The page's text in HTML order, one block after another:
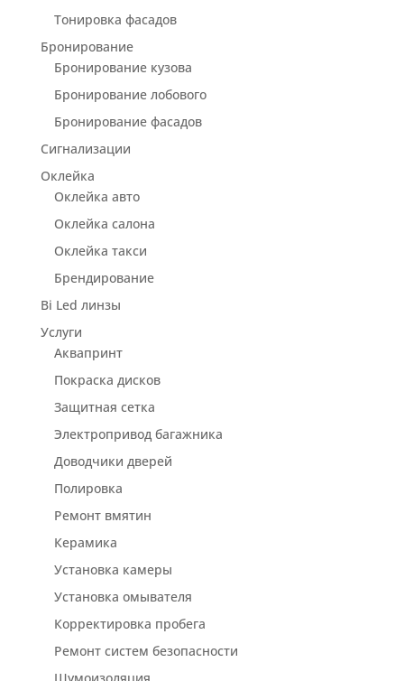
Тонировка фасадов
Бронирование
Бронирование кузова
Бронирование лобового
Бронирование фасадов
Сигнализации
Оклейка
Оклейка авто
Оклейка салона
Оклейка такси
Брендирование
Bi Led линзы
Услуги
Аквапринт
Покраска дисков
Защитная сетка
Электропривод багажника
Доводчики дверей
Полировка
Ремонт вмятин
Керамика
Установка камеры
Установка омывателя
Корректировка пробега
Ремонт систем безопасности
Шумоизоляция